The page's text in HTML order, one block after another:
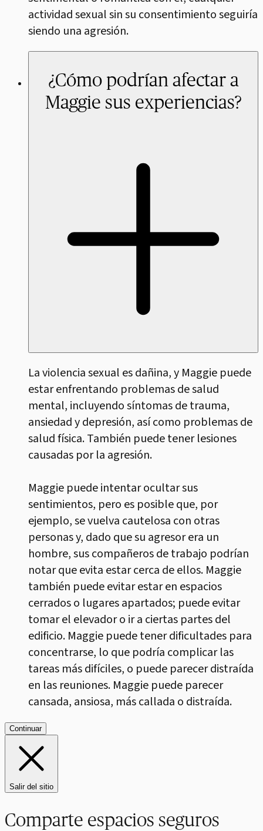
actividad sexual sin su consentimiento seguiría
siendo una agresión.
¿Cómo podrían afectar a
Maggie sus experiencias?
La violencia sexual es dañina, y Maggie puede
estar enfrentando problemas de salud
mental, incluyendo síntomas de trauma,
ansiedad y depresión, así como problemas de
salud física. También puede tener lesiones
causadas por la agresión.
Maggie puede intentar ocultar sus
sentimientos, pero es posible que, por
ejemplo, se vuelva cautelosa con otras
personas y, dado que su agresor era un
hombre, sus compañeros de trabajo podrían
notar que evita estar cerca de ellos. Maggie
también puede evitar estar en espacios
cerrados o lugares apartados; puede evitar
tomar el elevador o ir a ciertas partes del
edificio. Maggie puede tener dificultades para
concentrarse, lo que podría complicar las
tareas más difíciles, o puede parecer distraída
en las reuniones. Maggie puede parecer
cansada, ansiosa, más callada o distraída.
Continuar
Salir del sitio
Comparte espacios seguros